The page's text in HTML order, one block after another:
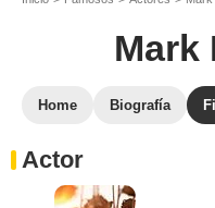
Mark
Home Biografía
Actor